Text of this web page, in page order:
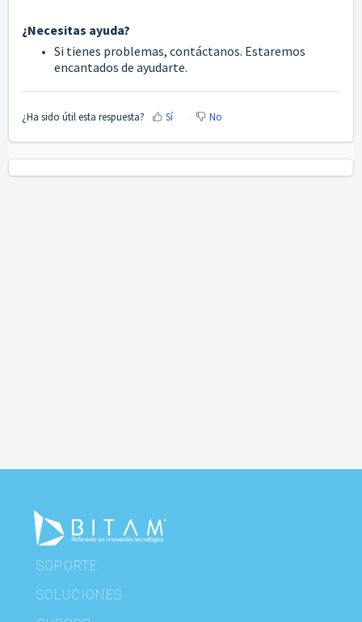
¿Necesitas ayuda?
Si tienes problemas, contáctanos. Estaremos
encantados de ayudarte.
¿Ha sido útil esta respuesta? Sí No